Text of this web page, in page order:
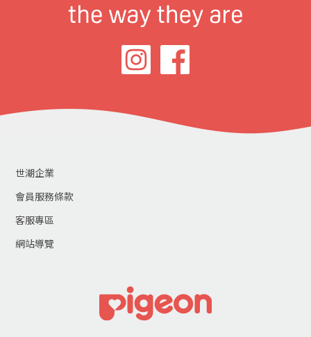
世潮企業
會員服務條款
客服專區
網站導覽